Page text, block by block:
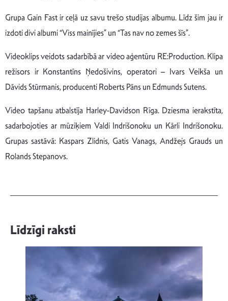
Grupa Gain Fast ir ceļā uz savu trešo studijas albumu. Līdz šim jau ir
izdoti divi albumi “Viss mainījies” un “Tas nav no zemes šīs”.
Videoklips veidots sadarbībā ar video aģentūru RE:Production. Klipa
režisors ir Konstantīns Ņedošivins, operatori – Ivars Veikša un
Dāvids Stūrmanis, producenti Roberts Pāns un Edmunds Sutens.
Video tapšanu atbalstīja Harley-Davidson Rīga. Dziesma ierakstīta,
sadarbojoties ar mūziķiem Valdi Indrišonoku un Kārli Indrišonoku.
Grupas sastāvā: Kaspars Zlidnis, Gatis Vanags, Andžejs Grauds un
Rolands Stepanovs.
Līdzīgi raksti